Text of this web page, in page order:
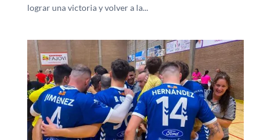
lograr una victoria y volver a la...